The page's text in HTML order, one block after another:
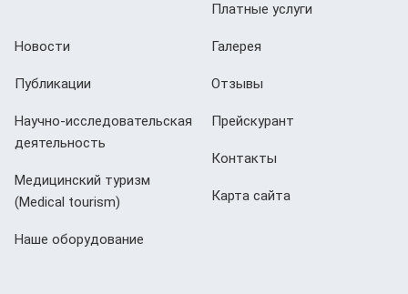
Платные услуги
Новости
Публикации
Научно-исследовательская
деятельность
Медицинский туризм
(Мedical tourism)
Наше оборудование
Галерея
Отзывы
Прейскурант
Контакты
Карта сайта